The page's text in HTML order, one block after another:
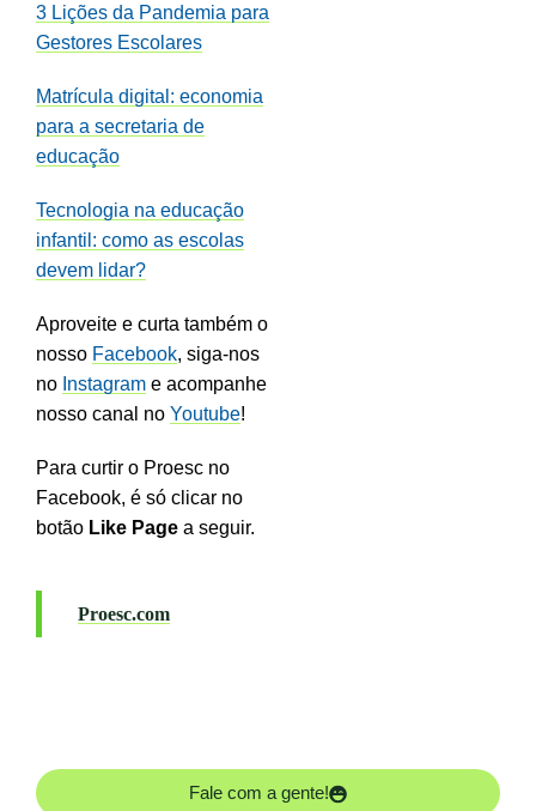
3 Lições da Pandemia para
Gestores Escolares
Matrícula digital: economia
para a secretaria de
educação
Tecnologia na educação
infantil: como as escolas
devem lidar?
Aproveite e curta também o
nosso Facebook, siga-nos
no Instagram e acompanhe
nosso canal no Youtube!
Para curtir o Proesc no
Facebook, é só clicar no
botão Like Page a seguir.
Proesc.com
Fale com a gente!